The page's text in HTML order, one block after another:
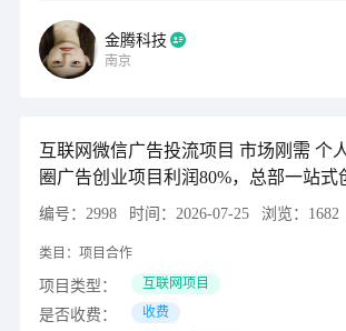
金腾科技
南京
互联网微信广告投流项目 市场刚需 个
圈广告创业项目利润80%，总部一站式
编号： 2998 时间： 2026-07-25 浏览： 1682
类目： 项目合作
项目类型： 互联网项目
是否收费： 收费